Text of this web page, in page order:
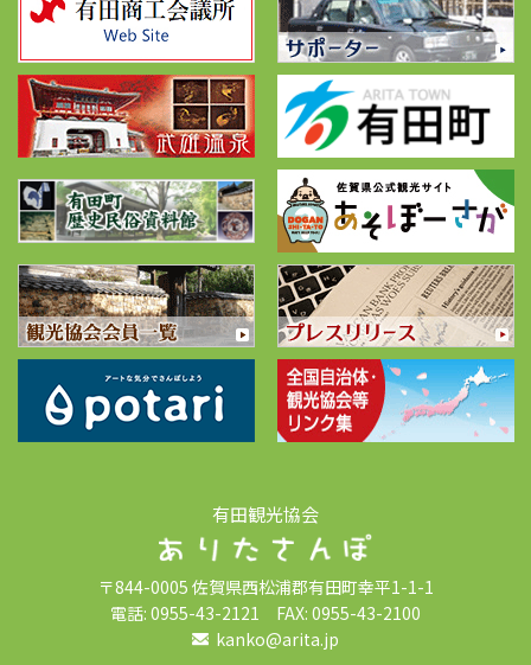
有田観光協会
〒844-0005 佐賀県西松浦郡有田町幸平1-1-1
電話: 0955-43-2121 FAX: 0955-43-2100
kanko@arita.jp